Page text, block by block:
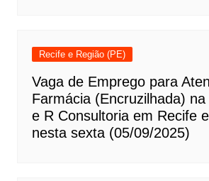
Recife e Região (PE)
Vaga de Emprego para
Farmácia (Encruzilhada)
e R Consultoria em Recife
nesta sexta (05/09/2025)